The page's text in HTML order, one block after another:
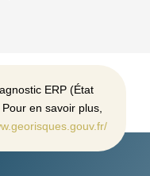
ERP (État
en savoir plus,